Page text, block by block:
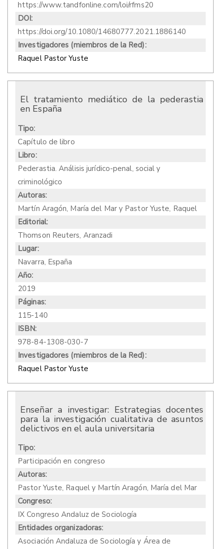
https://www.tandfonline.com/loi/rfms20
DOI:
https://doi.org/10.1080/14680777.2021.1886140
Investigadores (miembros de la Red):
Raquel Pastor Yuste
El tratamiento mediático de la pederastia
en España
Tipo:
Capítulo de libro
Libro:
Pederastia. Análisis jurídico-penal, social y
criminológico
Autoras:
Martín Aragón, María del Mar y Pastor Yuste, Raquel
Editorial:
Thomson Reuters, Aranzadi
Lugar:
Navarra, España
Año:
2019
Páginas:
115-140
ISBN:
978-84-1308-030-7
Investigadores (miembros de la Red):
Raquel Pastor Yuste
Enseñar a investigar: Estrategias docentes
para la investigación cualitativa de asuntos
delictivos en el aula universitaria
Tipo:
Participación en congreso
Autoras:
Pastor Yuste, Raquel y Martín Aragón, María del Mar
Congreso:
IX Congreso Andaluz de Sociología
Entidades organizadoras:
Asociación Andaluza de Sociología y Área de